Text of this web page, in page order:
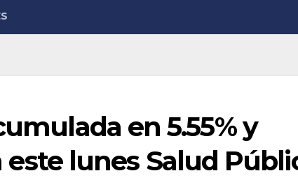
en 5.55% y
este lunes Salud